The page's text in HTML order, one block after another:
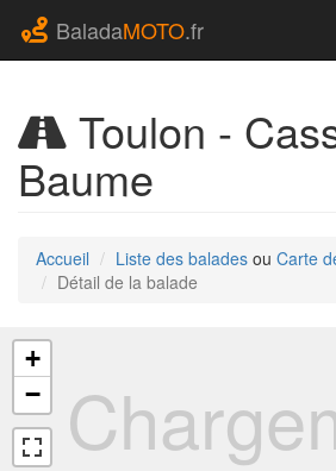
BaladaMOTO.fr
Toulon -
Baume
Accueil Liste des balades ou Carte
Détail de la balade
+
−